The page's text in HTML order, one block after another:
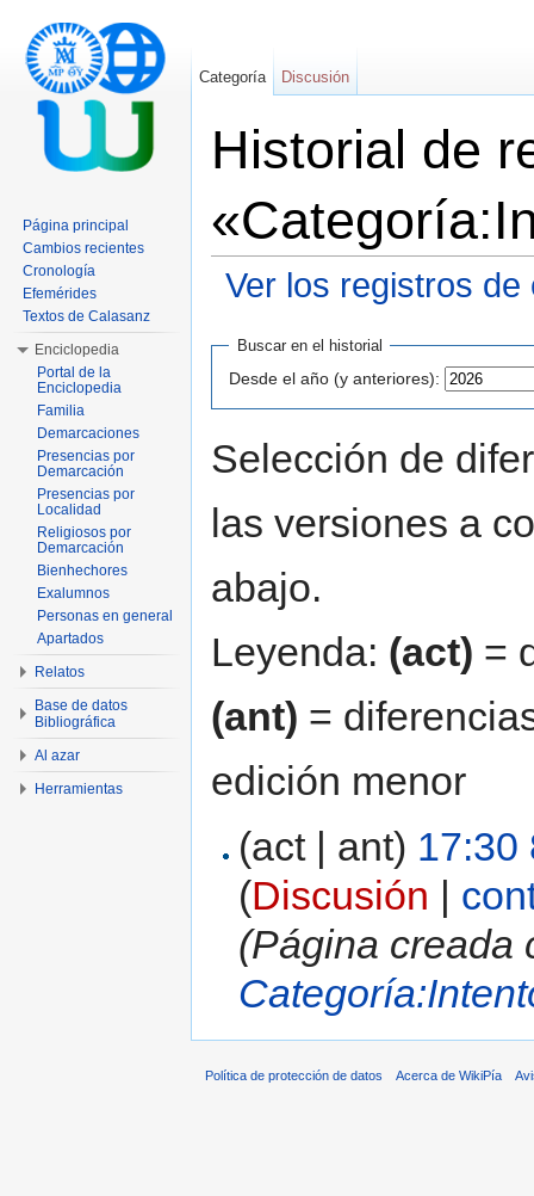
Historial de
Ver los registros de
Buscar en el historial
Desde el año (y anteriores):
Selección de
las versiones a
abajo.
Leyenda: (act) =
(ant) =
edición menor
(act | ant) 17:30
(Discusión |
(Página creada
Categoría Discusión
Página principal
Cambios recientes
Cronología
Efemérides
Textos de Calasanz
Enciclopedia
Portal de la
Enciclopedia
Familia
Demarcaciones
Presencias por
Demarcación
Presencias por
Localidad
Religiosos por
Demarcación
Bienhechores
Exalumnos
Personas en general
Apartados
Relatos
Base de datos
Bibliográfica
Al azar
Herramientas
Política de protección de datos Acerca de WikiPía